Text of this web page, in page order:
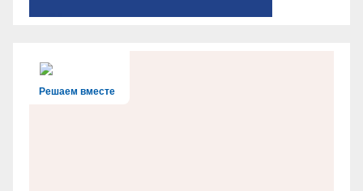
Решаем вместе